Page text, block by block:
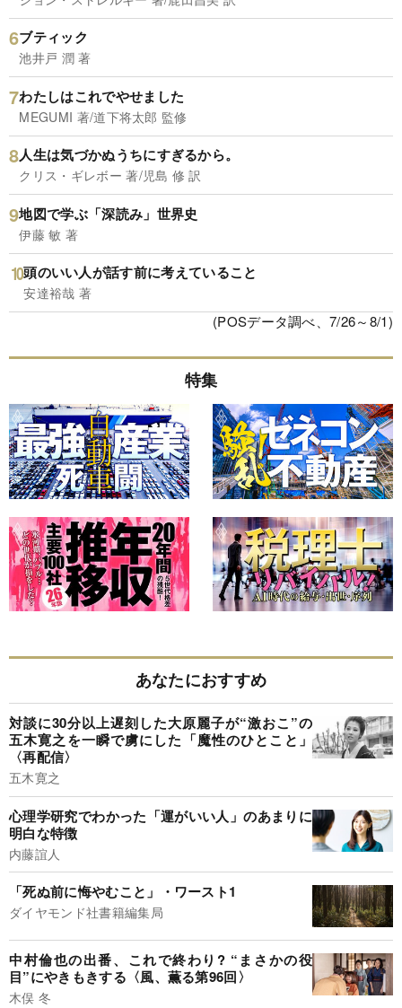
ブティック
池井戸 潤 著
わたしはこれでやせました
MEGUMI 著/道下将太郎 監修
人生は気づかぬうちにすぎるから。
クリス・ギレボー 著/児島 修 訳
地図で学ぶ「深読み」世界史
伊藤 敏 著
頭のいい人が話す前に考えていること
安達裕哉 著
(POSデータ調べ、7/26～8/1)
特集
あなたにおすすめ
対談に30分以上遅刻した大原麗子が“激おこ”の
五木寛之を一瞬で虜にした「魔性のひとこと」
〈再配信〉
五木寛之
心理学研究でわかった「運がいい人」のあまりに
明白な特徴
内藤誼人
「死ぬ前に悔やむこと」・ワースト1
ダイヤモンド社書籍編集局
中村倫也の出番、これで終わり? “まさかの役
目”にやきもきする〈風、薫る第96回〉
木俣 冬